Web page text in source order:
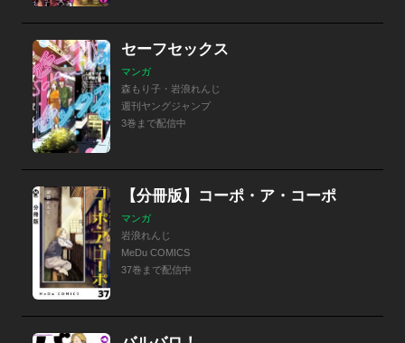
セーフセックス
マンガ
森もり子・岩浪れんじ
週刊ヤングジャンプ
3巻まで配信中
【分冊版】コーポ・ア・コーポ
マンガ
岩浪れんじ
MeDu COMICS
37巻まで配信中